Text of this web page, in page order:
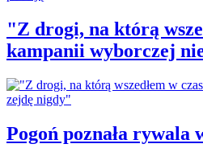
"Z drogi, na którą
kampanii wyborczej
Pogoń poznała rywala